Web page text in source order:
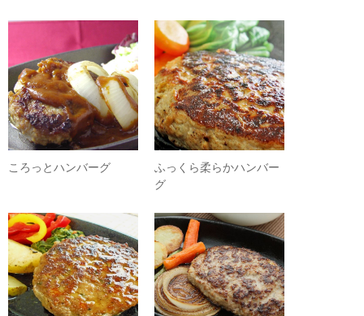
ころっとハンバーグ
ふっくら柔らかハンバー
グ